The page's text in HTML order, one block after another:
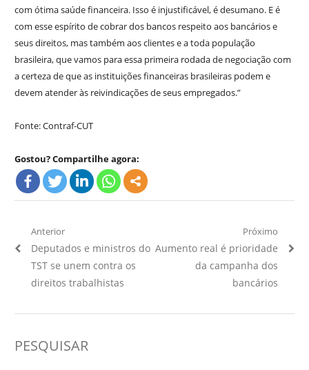
com ótima saúde financeira. Isso é injustificável, é desumano. E é
com esse espírito de cobrar dos bancos respeito aos bancários e
seus direitos, mas também aos clientes e a toda população
brasileira, que vamos para essa primeira rodada de negociação com
a certeza de que as instituições financeiras brasileiras podem e
devem atender às reivindicações de seus empregados.”
Fonte: Contraf-CUT
Gostou? Compartilhe agora:
Navegação
de
Post
Anterior
Artigo
Anterior:
Deputados e ministros do
TST se unem contra os
direitos trabalhistas
Próximo
Próximo
Aumento real é prioridade
da campanha dos
bancários
PESQUISAR